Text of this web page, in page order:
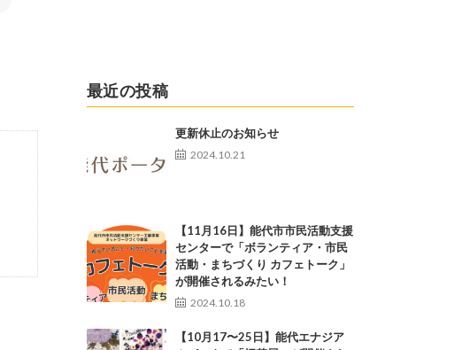
最近の投稿
更新休止のお知らせ
2024.10.21
【11月16日】能代市市民活動支援
センターで「ボランティア・市民
活動・まちづくり カフェトーク」
が開催されるみたい！
2024.10.18
【10月17〜25日】能代エナジア